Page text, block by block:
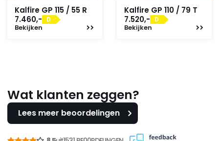
Kalfire GP 115 / 55 R
7.460,-
D
Bekijken
Kalfire GP 110 / 79 T
7.520,-
D
Bekijken
Wat klanten zeggen?
Lees meer beoordelingen